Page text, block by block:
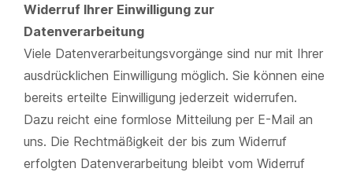
Widerruf Ihrer Einwilligung zur
Datenverarbeitung
Viele Datenverarbeitungsvorgänge sind nur mit Ihrer
ausdrücklichen Einwilligung möglich. Sie können eine
bereits erteilte Einwilligung jederzeit widerrufen.
Dazu reicht eine formlose Mitteilung per E-Mail an
uns. Die Rechtmäßigkeit der bis zum Widerruf
erfolgten Datenverarbeitung bleibt vom Widerruf